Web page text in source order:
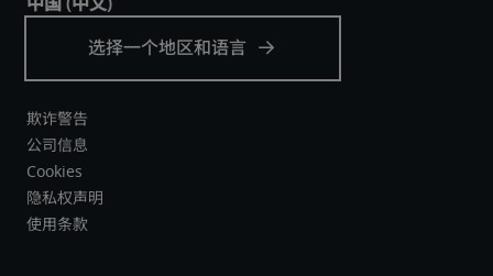
欺诈警告
公司信息
Cookies
隐私权声明
使用条款